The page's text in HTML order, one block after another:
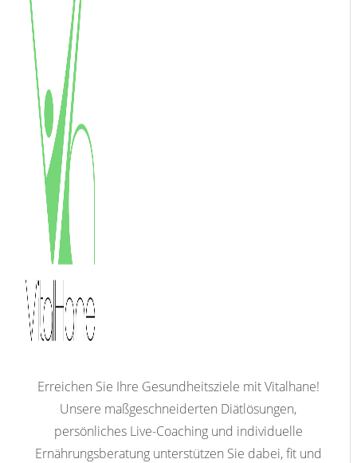
Erreichen Sie Ihre Gesundheitsziele mit Vitalhane!
Unsere maßgeschneiderten Diätlösungen,
persönliches Live-Coaching und individuelle
Ernährungsberatung unterstützen Sie dabei, fit und